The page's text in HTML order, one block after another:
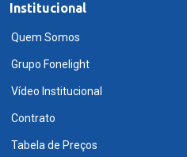
Institucional
Quem Somos
Grupo Fonelight
Vídeo Institucional
Contrato
Tabela de Preços